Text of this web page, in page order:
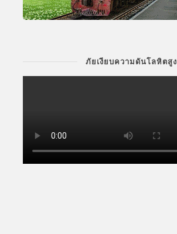
ภัยเงียบความดันโลหิตสูง